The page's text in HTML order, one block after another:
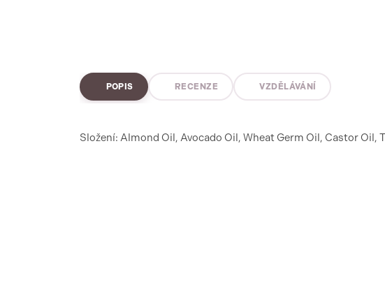
POPIS RECENZE VZDĚLÁVÁNÍ
Složení: Almond Oil, Avocado Oil, Wheat Germ Oil, Castor Oil,